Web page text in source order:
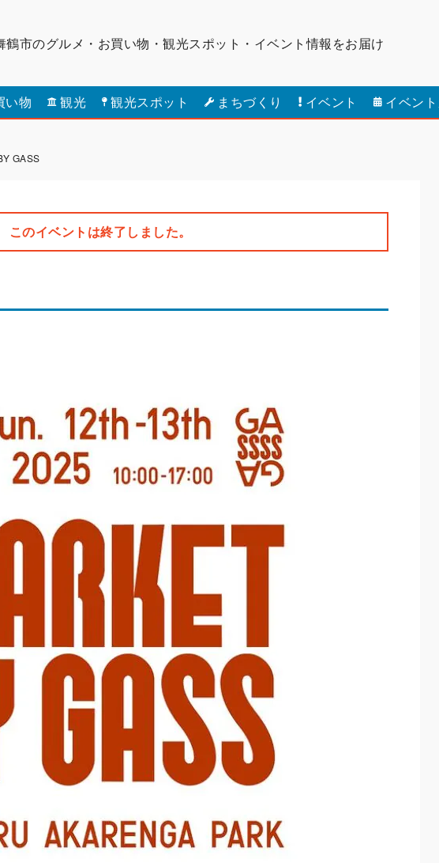
鶴市のグルメ・お買い物・観光スポット・ イベント情報をお届け
い物 観光 観光スポット まちづくり イベント イベン
GASS
このイベントは終了しました。